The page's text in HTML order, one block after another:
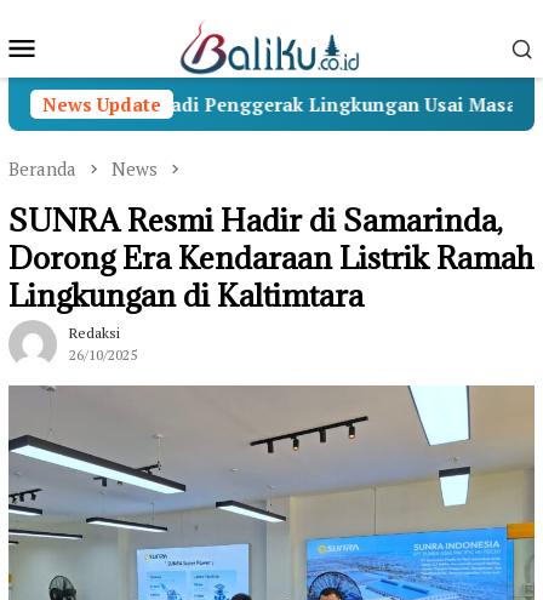
ke
Mobile
News Update
Menjadi Penggerak Lingkungan Usai Masa
Beranda News
SUNRA Resmi Hadir di Samarinda,
Dorong Era Kendaraan Listrik Ramah
Lingkungan di Kaltimtara
Redaksi
26/10/2025